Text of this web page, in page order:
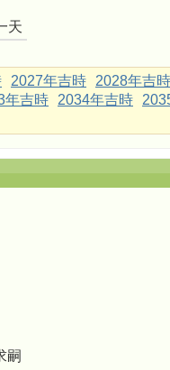
天
2027年吉時
2028年吉時
年吉時 2034年吉時
嗣